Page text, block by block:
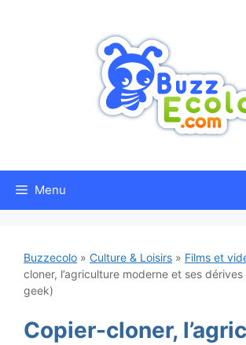
Menu
Buzzecolo » Culture & Loisirs » Films et
cloner, l’agriculture moderne et ses
geek)
Copier-cloner,